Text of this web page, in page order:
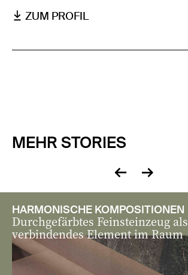
ZUM PROFIL
MEHR STORIES
zurück
vor
HARMONISCHE KOMPOSITIONEN
Durchgefärbtes Feinsteinzeug als
verbindendes Element im Raum